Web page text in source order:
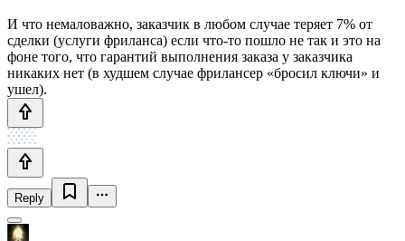
И что немаловажно, заказчик в любом случае теряет 7% от
сделки (услуги фриланса) если что-то пошло не так и это на
фоне того, что гарантий выполнения заказа у заказчика
никаких нет (в худшем случае фрилансер «бросил ключи» и
ушел).
Reply